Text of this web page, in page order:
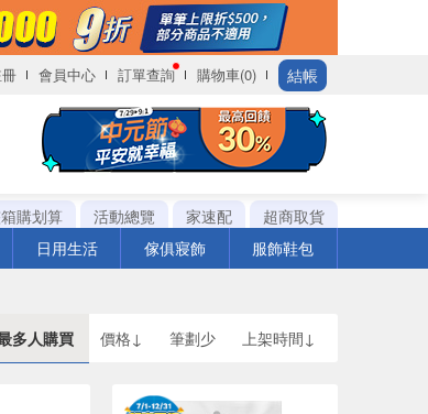
會員中心 訂單查詢 購物車(0) 結帳
購划算 活動總覽 家速配
超商取貨
日用生活 傢俱寢飾 服飾鞋包
多人購買 價格↓ 筆劃少 上架時間↓